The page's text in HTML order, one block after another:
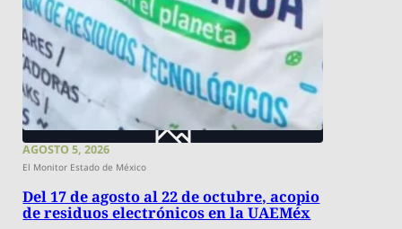
AGOSTO 5, 2026
El Monitor Estado de México
Del 17 de agosto al 22 de octubre, acopio
de residuos electrónicos en la UAEMéx